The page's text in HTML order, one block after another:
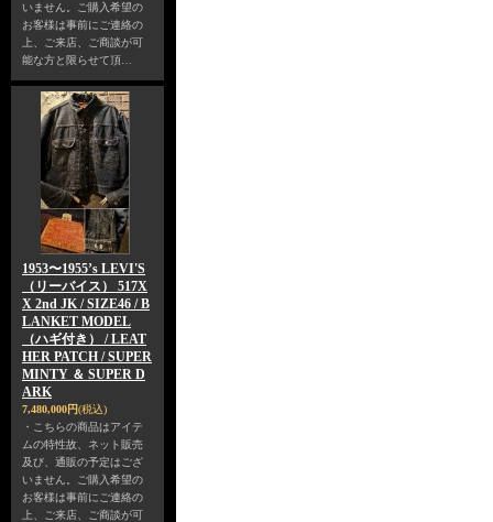
いません。ご購入希望の
お客様は事前にご連絡の
上、ご来店、ご商談が可
能な方と限らせて頂…
1953〜1955’s LEVI'S
（リーバイス） 517X
X 2nd JK / SIZE46 / B
LANKET MODEL
（ハギ付き） / LEAT
HER PATCH / SUPER
MINTY ＆ SUPER D
ARK
7,480,000円(税込)
・こちらの商品はアイテ
ムの特性故、ネット販売
及び、通販の予定はござ
いません。ご購入希望の
お客様は事前にご連絡の
上、ご来店、ご商談が可